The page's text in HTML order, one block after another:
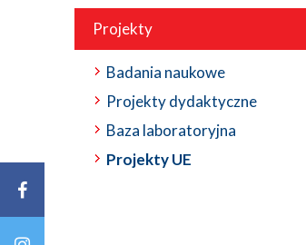
Projekty
Badania naukowe
Projekty dydaktyczne
Baza laboratoryjna
Projekty UE